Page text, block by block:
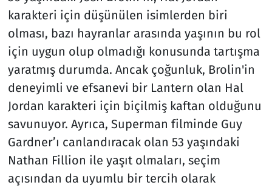
karakteri için düşünülen isimlerden biri
olması, bazı hayranlar arasında yaşının bu rol
için uygun olup olmadığı konusunda tartışma
yaratmış durumda. Ancak çoğunluk, Brolin'in
deneyimli ve efsanevi bir Lantern olan Hal
Jordan karakteri için biçilmiş kaftan olduğunu
savunuyor. Ayrıca, Superman filminde Guy
Gardner’ı canlandıracak olan 53 yaşındaki
Nathan Fillion ile yaşıt olmaları, seçim
açısından da uyumlu bir tercih olarak